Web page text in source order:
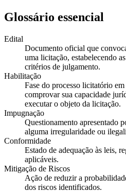
Glossário essencial
Edital
Documento oficial que
uma licitação, estabelecendo
critérios de julgamento.
Habilitação
Fase do processo licitatório
comprovar sua capacidade
executar o objeto da licitação.
Impugnação
Questionamento apresentado
alguma irregularidade ou
Conformidade
Estado de adequação às leis,
aplicáveis.
Mitigação de Riscos
Ação de reduzir a
dos riscos identificados.